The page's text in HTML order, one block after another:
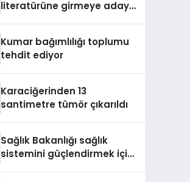
literatürüne girmeye aday
Kumar bağımlılığı toplumu
tehdit ediyor
Karaciğerinden 13
santimetre tümör çıkarıldı
Sağlık Bakanlığı sağlık
sistemini güçlendirmek için